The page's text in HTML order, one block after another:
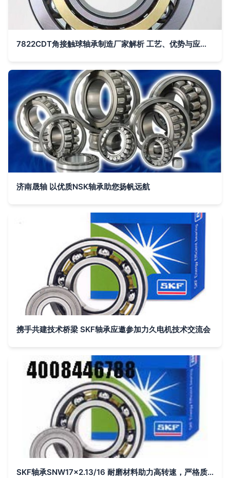
7822CDT角接触球轴承制造厂家解析 工艺、优势与应用指南
济南晟轴 以优质NSK轴承助您扬帆远航
携手共建技术桥梁 SKF轴承应邀参加力久电机技术交流会
SKF轴承SNW17x2.13/16 耐磨材料助力高转速，严格质检杜绝瑕疵